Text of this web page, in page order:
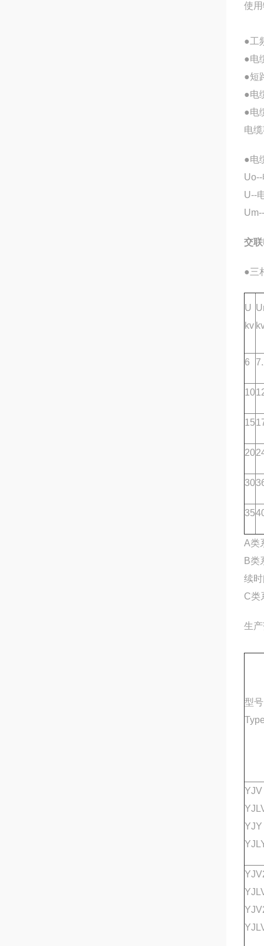
使
●工
●电
●短
●电
●电
电
●电
U--
交
●三
U
kv
6
10
15
20
30
35
A类
B类
续
C类
生
型号
YJV
YJY